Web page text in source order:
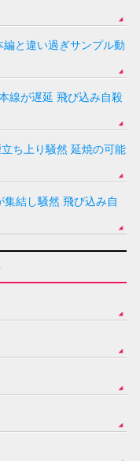
と違い過ぎサンプル動
線が遅延 飛び込み自殺
ち上り騒然 延焼の可能
結し騒然 飛び込み自